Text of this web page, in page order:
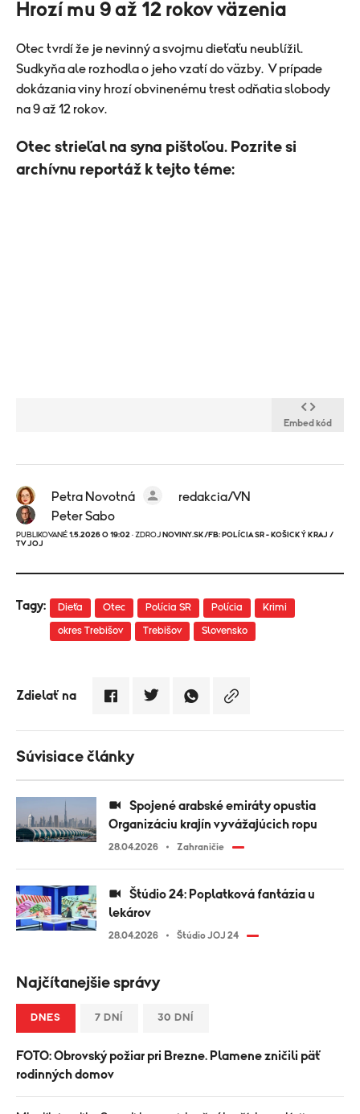
Hrozí mu 9 až 12 rokov väzenia
Otec tvrdí že je nevinný a svojmu dieťaťu neublížil.
Sudkyňa ale rozhodla o jeho vzatí do väzby. V prípade
dokázania viny hrozí obvinenému trest odňatia slobody
na 9 až 12 rokov.
Otec strieľal na syna pištoľou. Pozrite si
archívnu reportáž k tejto téme:
Embed kód
Petra Novotná
redakcia/VN
Peter Sabo
PUBLIKOVANÉ 1.5.2026 O 19:02 · ZDROJ NOVINY.SK/FB: POLÍCIA SR - KOŠICKÝ KRAJ /
TV JOJ
Tagy: Dieťa Otec Polícia SR Polícia Krimi
okres Trebišov Trebišov Slovensko
Zdielať na
Súvisiace články
Organizáciu krajín vyvážajúcich ropu
28.04.2026 Zahraničie
lekárov
28.04.2026 Štúdio JOJ 24
Najčítanejšie správy
DNES 7 DNÍ 30 DNÍ
FOTO: Obrovský požiar pri Brezne. Plamene zničili päť
rodinných domov